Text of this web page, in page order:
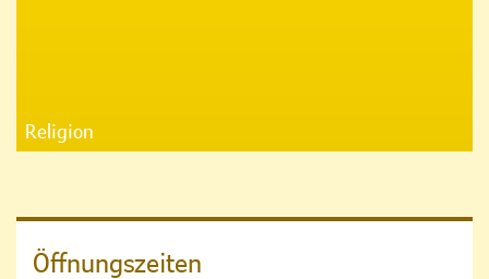
Religion
Öffnungszeiten